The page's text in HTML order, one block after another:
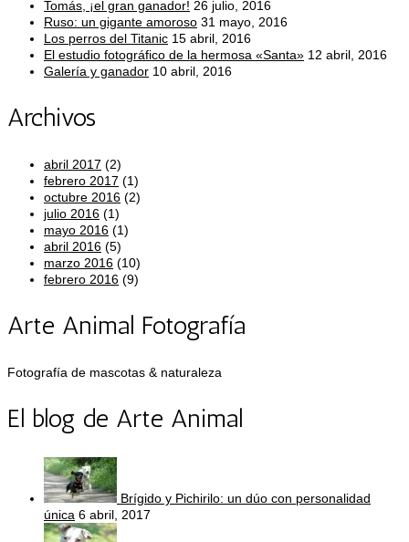
Tomás, ¡el gran ganador! 26 julio, 2016
Ruso: un gigante amoroso 31 mayo, 2016
Los perros del Titanic 15 abril, 2016
El estudio fotográfico de la hermosa «Santa» 12 abril, 2016
Galería y ganador 10 abril, 2016
Archivos
abril 2017 (2)
febrero 2017 (1)
octubre 2016 (2)
julio 2016 (1)
mayo 2016 (1)
abril 2016 (5)
marzo 2016 (10)
febrero 2016 (9)
Arte Animal Fotografía
Fotografía de mascotas & naturaleza
El blog de Arte Animal
Brígido y Pichirilo: un dúo con personalidad
única 6 abril, 2017